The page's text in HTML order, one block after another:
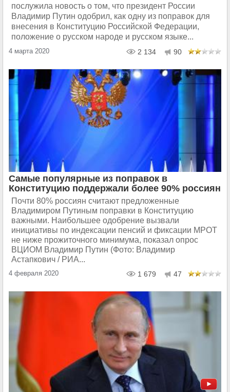
послужила новость о том, что президент России
Владимир Путин одобрил, как одну из поправок для
внесения в Конституцию Российской Федерации,
положение о русском народе и русском языке...
4 марта 2020 2 134 90
Самые популярные из поправок в
Конституцию поддержали более 90% россиян
Почти 80% россиян считают предложенные
Владимиром Путиным поправки в Конституцию
важными. Наибольшее одобрение вызвали
инициативы по индексации пенсий и фиксации МРОТ
не ниже прожиточного минимума, показал опрос
ВЦИОМ Владимир Путин (Фото: Владимир
Астапкович / РИА...
4 февраля 2020 1 679 47